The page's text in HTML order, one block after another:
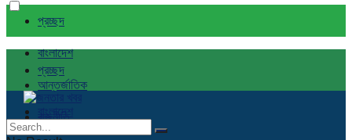
প্রচ্ছদ
বাংলাদেশ
আন্তর্জাতিক
রাজনীতি
প্রচ্ছদ
বাংলাদেশ